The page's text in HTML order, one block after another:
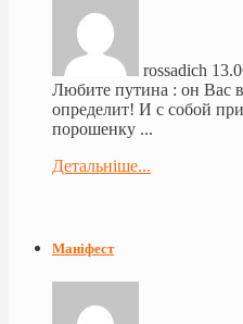
rossadich
Любите путина : он Вас
определит! И с собой
порошенку ...
Детальніше...
Маніфест